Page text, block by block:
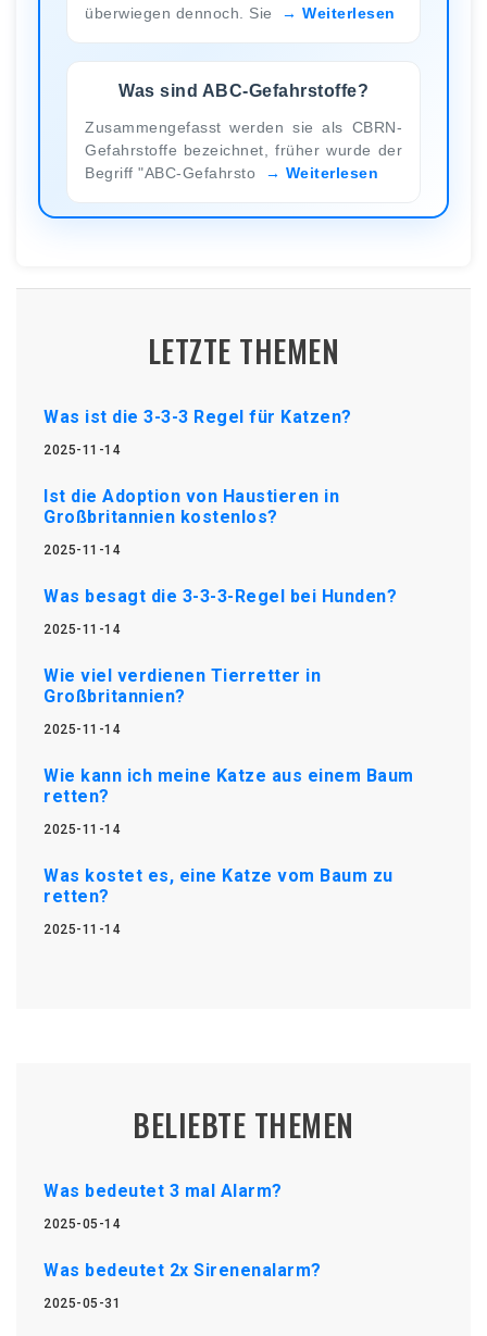
überwiegen dennoch. Sie
Weiterlesen
Was sind ABC-Gefahrstoffe?
Zusammengefasst werden sie als CBRN-
Gefahrstoffe bezeichnet, früher wurde der
Begriff "ABC-Gefahrsto
Weiterlesen
LETZTE THEMEN
Was ist die 3-3-3 Regel für Katzen?
2025-11-14
Ist die Adoption von Haustieren in
Großbritannien kostenlos?
2025-11-14
Was besagt die 3-3-3-Regel bei Hunden?
2025-11-14
Wie viel verdienen Tierretter in
Großbritannien?
2025-11-14
Wie kann ich meine Katze aus einem Baum
retten?
2025-11-14
Was kostet es, eine Katze vom Baum zu
retten?
2025-11-14
BELIEBTE THEMEN
Was bedeutet 3 mal Alarm?
2025-05-14
Was bedeutet 2x Sirenenalarm?
2025-05-31